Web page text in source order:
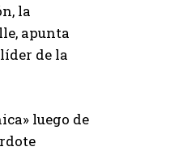
la
apunta
de la
luego de